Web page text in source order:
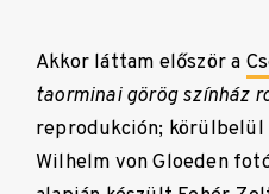
Akkor láttam először a
taorminai görög színház
reprodukción; körülbelül
Wilhelm von Gloeden